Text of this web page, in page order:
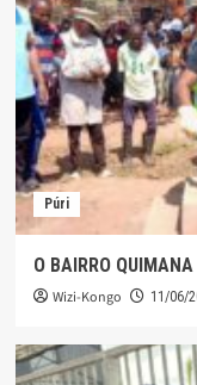
Púri
O BAIRRO
Wizi-Kongo 11/06/